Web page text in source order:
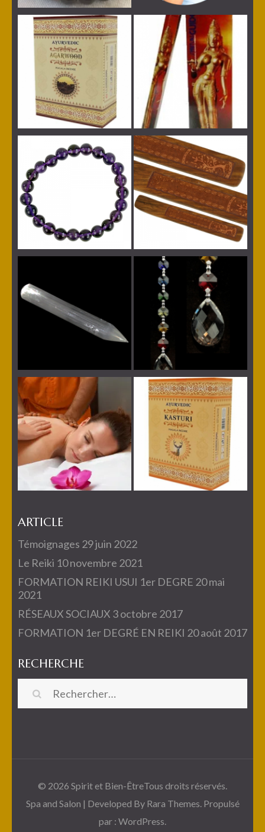
ARTICLE
Témoignages 29 juin 2022
Le Reiki 10 novembre 2021
FORMATION REIKI USUI 1er DEGRE 20 mai
2021
RÉSEAUX SOCIAUX 3 octobre 2017
FORMATION 1er DEGRÉ EN REIKI 20 août 2017
RECHERCHE
Rechercher :
© 2026 Spirit et Bien-ÊtreTous droits réservés.
Spa and Salon | Developed By Rara Themes. Propulsé
par : WordPress.